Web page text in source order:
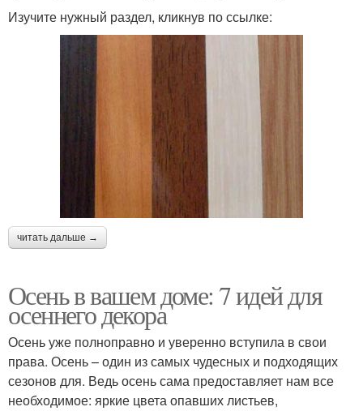
Изучите нужный раздел, кликнув по ссылке:
читать дальше →
Осень в вашем доме: 7 идей для
осеннего декора
Осень уже полноправно и уверенно вступила в свои
права. Осень – один из самых чудесных и подходящих
сезонов для. Ведь осень сама предоставляет нам все
необходимое: яркие цвета опавших листьев,